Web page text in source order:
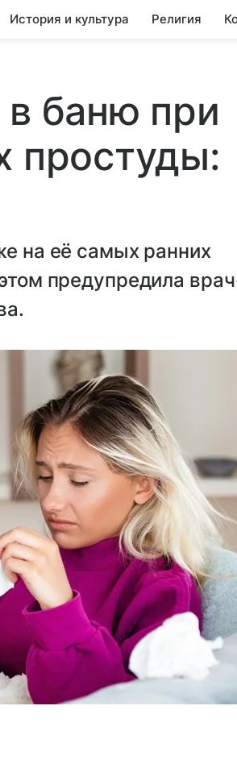
История и культура Религия
баню при
простуды:
на её самых ранних
предупредила